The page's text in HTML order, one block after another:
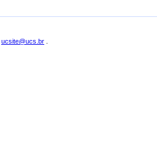
ucsite@ucs.br